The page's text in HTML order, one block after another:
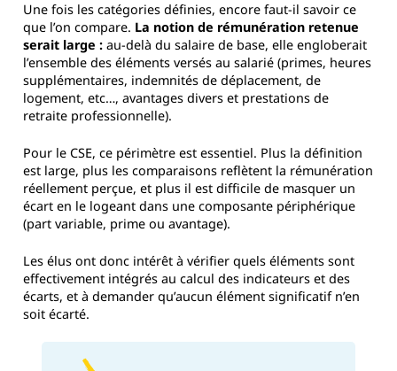
Une fois les catégories définies, encore faut-il savoir ce
que l’on compare. La notion de rémunération retenue
serait large : au-delà du salaire de base, elle engloberait
l’ensemble des éléments versés au salarié (primes, heures
supplémentaires, indemnités de déplacement, de
logement, etc…, avantages divers et prestations de
retraite professionnelle).
Pour le CSE, ce périmètre est essentiel. Plus la définition
est large, plus les comparaisons reflètent la rémunération
réellement perçue, et plus il est difficile de masquer un
écart en le logeant dans une composante périphérique
(part variable, prime ou avantage).
Les élus ont donc intérêt à vérifier quels éléments sont
effectivement intégrés au calcul des indicateurs et des
écarts, et à demander qu’aucun élément significatif n’en
soit écarté.